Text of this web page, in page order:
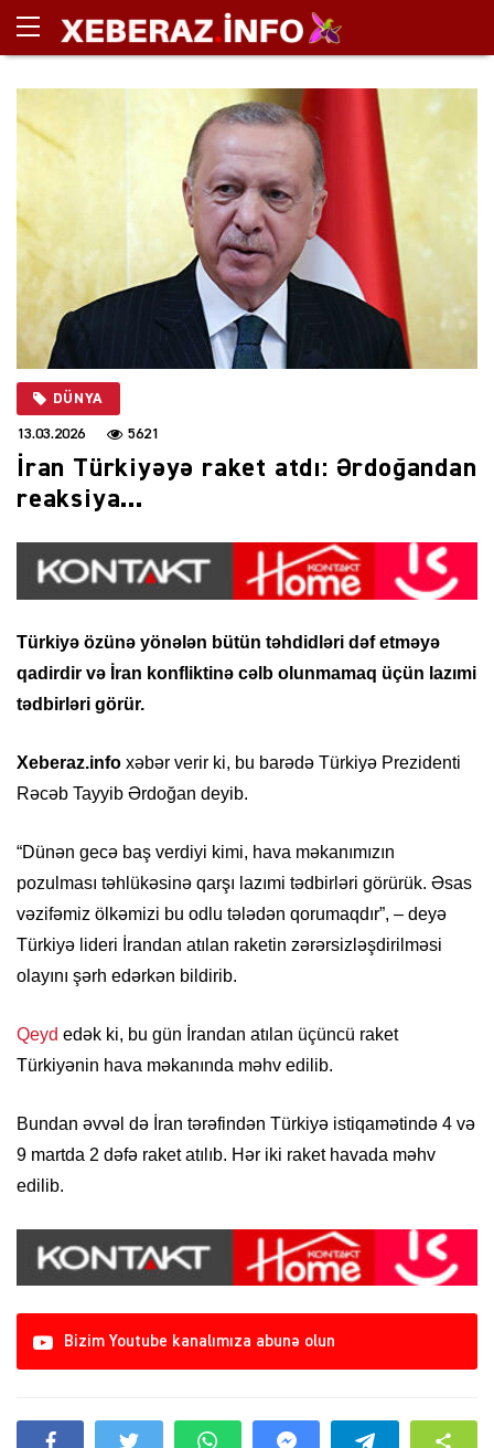
DÜNYA
13.03.2026 5621
İran Türkiyəyə raket atdı: Ərdoğandan
reaksiya…
Türkiyə özünə yönələn bütün təhdidləri dəf etməyə
qadirdir və İran konfliktinə cəlb olunmamaq üçün lazımi
tədbirləri görür.
Xeberaz.info xəbər verir ki, bu barədə Türkiyə Prezidenti
Rəcəb Tayyib Ərdoğan deyib.
“Dünən gecə baş verdiyi kimi, hava məkanımızın
pozulması təhlükəsinə qarşı lazımi tədbirləri görürük. Əsas
vəzifəmiz ölkəmizi bu odlu tələdən qorumaqdır”, – deyə
Türkiyə lideri İrandan atılan raketin zərərsizləşdirilməsi
olayını şərh edərkən bildirib.
Qeyd edək ki, bu gün İrandan atılan üçüncü raket
Türkiyənin hava məkanında məhv edilib.
Bundan əvvəl də İran tərəfindən Türkiyə istiqamətində 4 və
9 martda 2 dəfə raket atılıb. Hər iki raket havada məhv
edilib.
Bizim Youtube kanalımıza abunə olun